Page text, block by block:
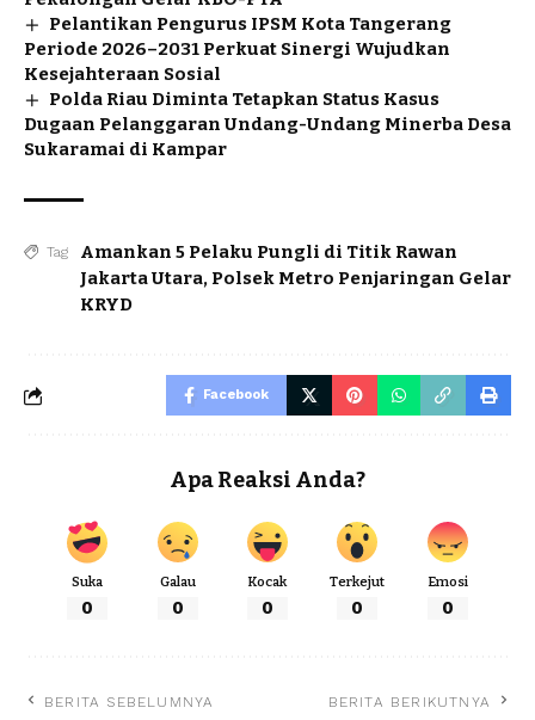
Pelantikan Pengurus IPSM Kota Tangerang
Periode 2026–2031 Perkuat Sinergi Wujudkan
Kesejahteraan Sosial
Polda Riau Diminta Tetapkan Status Kasus
Dugaan Pelanggaran Undang-Undang Minerba Desa
Sukaramai di Kampar
Tag
Amankan 5 Pelaku Pungli di Titik Rawan
Jakarta Utara, Polsek Metro Penjaringan Gelar
KRYD
Facebook
Apa Reaksi Anda?
Suka
0
Galau
0
Kocak
0
Terkejut
0
Emosi
0
BERITA SEBELUMNYA BERITA BERIKUTNYA